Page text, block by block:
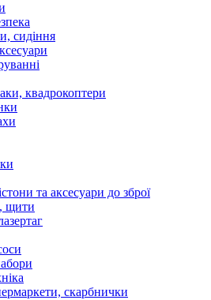
сидіння
квадрокоптери
та аксесуари до зброї
щити
скарбнички